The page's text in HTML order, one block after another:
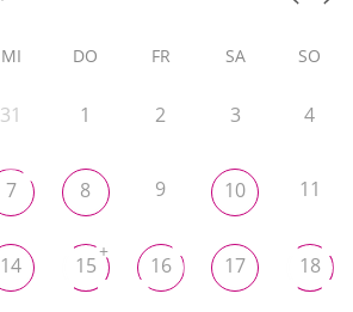
MI DO FR SA SO
31 1 2 3 4
7 8 9 10 11
14 15
+
16 17 18